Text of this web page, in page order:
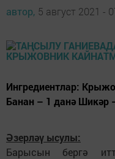
автор, 5 август 2021 -
Ингредиентлар:
Банан – 1 данә Шикәр
Әзерләү ысулы:
Барысын бергә